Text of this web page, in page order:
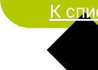
К